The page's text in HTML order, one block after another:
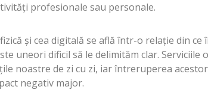
profesionale sau personale.
și cea digitală se află într-o relație din ce
uneori dificil să le delimităm clar.
noastre de zi cu zi, iar întreruperea
negativ major.